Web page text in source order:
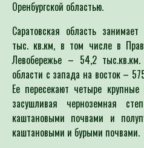
Оренбургской областью.
Саратовская область
тыс. кв.км, в том числе в
Левобережье – 54,2
области с запада на восток –
Ее пересекают четыре
засушливая черноземная
каштановыми почвами и
каштановыми и бурыми почвами.